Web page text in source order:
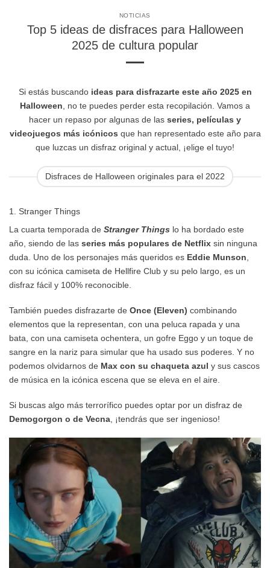
NOTICIAS
Top 5 ideas de disfraces para Halloween
2025 de cultura popular
Si estás buscando ideas para disfrazarte este año 2025 en
Halloween , no te puedes perder esta recopilación. Vamos a
hacer un repaso por algunas de las series, películas y
videojuegos más icónicos que han representado este año para
que luzcas un disfraz original y actual, ¡elige el tuyo!
Disfraces de Halloween originales para el 2022
1. Stranger Things
La cuarta temporada de Stranger Things lo ha bordado este
año, siendo de las series más populares de Netflix sin ninguna
duda. Uno de los personajes más queridos es Eddie Munson,
con su icónica camiseta de Hellfire Club y su pelo largo, es un
disfraz fácil y 100% reconocible.
También puedes disfrazarte de Once (Eleven) combinando
elementos que la representan, con una peluca rapada y una
bata, con una camiseta ochentera, un gofre Eggo y un toque de
sangre en la nariz para simular que ha usado sus poderes. Y no
podemos olvidarnos de Max con su chaqueta azul y sus cascos
de música en la icónica escena que se eleva en el aire.
Si buscas algo más terrorífico puedes optar por un disfraz de
Demogorgon o de Vecna , ¡tendrás que ser ingenioso!